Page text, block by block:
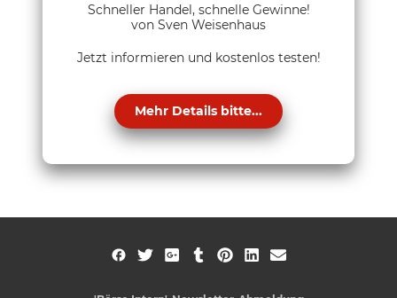
Schneller Handel, schnelle Gewinne!
von Sven Weisenhaus
Jetzt informieren und kostenlos testen!
Mehr Details bitte...